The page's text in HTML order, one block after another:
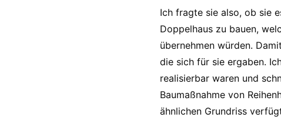
Ich fragte sie also, ob sie
Doppelhaus zu bauen,
übernehmen würden.
die sich für sie ergaben.
realisierbar waren und
Baumaßnahme von
ähnlichen Grundriss